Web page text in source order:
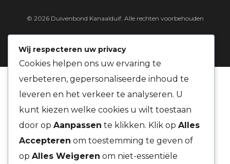
© 2026 Duivenbond Kanaalduif. Alle rechten voorbehouden
Wij respecteren uw privacy
Cookies helpen ons uw ervaring te
verbeteren, gepersonaliseerde inhoud te
leveren en het verkeer te analyseren. U
kunt kiezen welke cookies u wilt toestaan
door op Aanpassen te klikken. Klik op Alles
Accepteren om toestemming te geven of
op Alles Weigeren om niet-essentiële